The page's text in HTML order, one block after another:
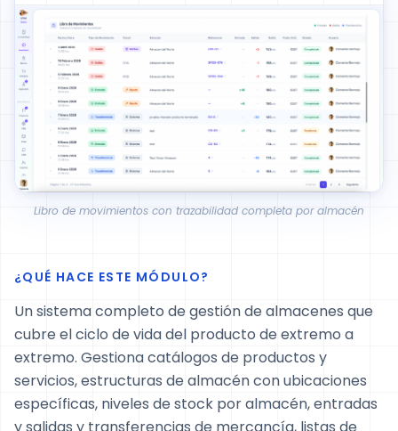
Libro de movimientos con trazabilidad completa por almacén
¿QUÉ HACE ESTE MÓDULO?
Un sistema completo de gestión de almacenes que
cubre el ciclo de vida del producto de extremo a
extremo. Gestiona catálogos de productos y
servicios, estructuras de almacén con ubicaciones
específicas, niveles de stock por almacén, entradas